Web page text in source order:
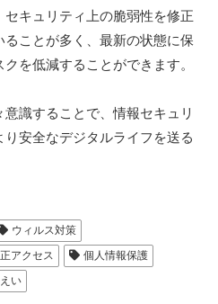
キュリティ上の脆弱性を修正
ことが多く、最新の状態に保
を低減することができます。
識することで、情報セキュリ
安全なデジタルライフを送る
ウィルス対策
アクセス
個人情報保護
い